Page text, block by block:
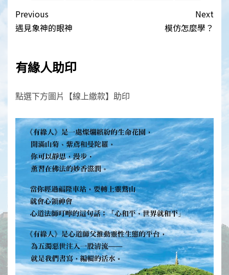
Post
navigation
Previous
遇見象神的眼神
Next
模仿怎麼學？
有緣人助印
點選下方圖片【線上繳款】助印